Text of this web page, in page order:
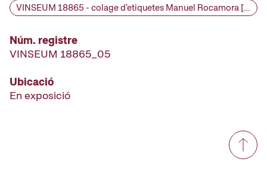
VINSEUM 18865 - colage d'etiquetes Manuel Rocamora [etiqueta], segona meitat segle XIX
Núm. registre
VINSEUM 18865_05
Ubicació
En exposició